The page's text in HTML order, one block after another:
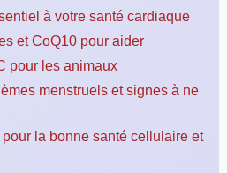
à votre santé cardiaque
et CoQ10 pour aider
pour les animaux
menstruels et signes à ne
la bonne santé cellulaire et